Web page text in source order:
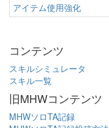
アイテム使用強化
コンテンツ
スキルシミュレータ
スキル一覧
旧MHWコンテンツ
MHWソロTA記録